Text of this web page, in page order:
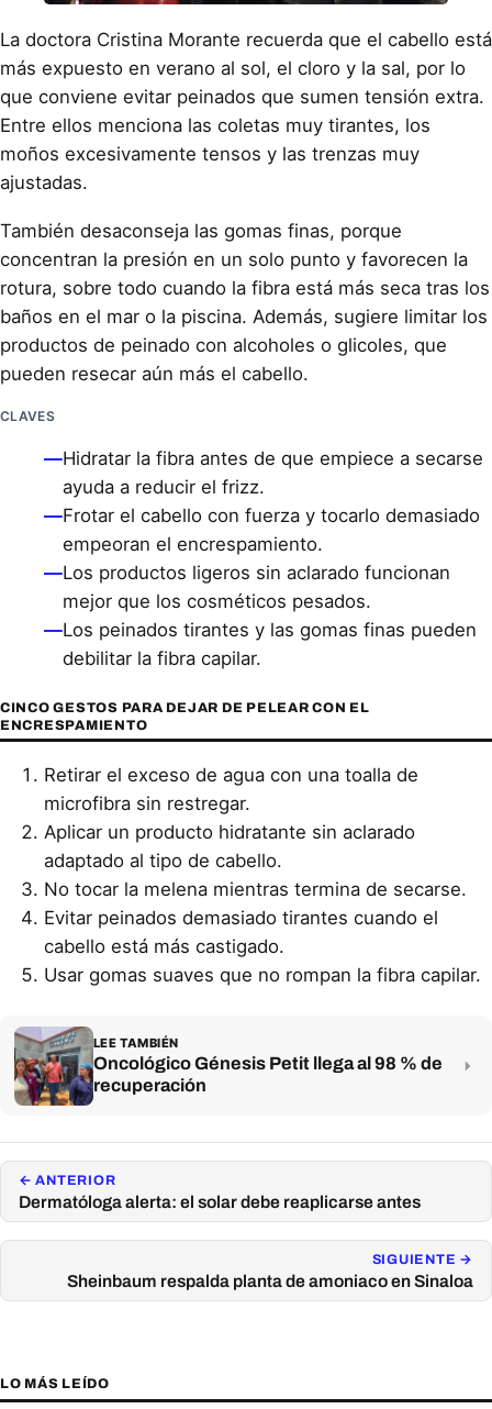
La doctora Cristina Morante recuerda que el cabello está
más expuesto en verano al sol, el cloro y la sal, por lo
que conviene evitar peinados que sumen tensión extra.
Entre ellos menciona las coletas muy tirantes, los
moños excesivamente tensos y las trenzas muy
ajustadas.
También desaconseja las gomas finas, porque
concentran la presión en un solo punto y favorecen la
rotura, sobre todo cuando la fibra está más seca tras los
baños en el mar o la piscina. Además, sugiere limitar los
productos de peinado con alcoholes o glicoles, que
pueden resecar aún más el cabello.
CLAVES
—Hidratar la fibra antes de que empiece a secarse
ayuda a reducir el frizz.
—Frotar el cabello con fuerza y tocarlo demasiado
empeoran el encrespamiento.
—Los productos ligeros sin aclarado funcionan
mejor que los cosméticos pesados.
—Los peinados tirantes y las gomas finas pueden
debilitar la fibra capilar.
CINCO GESTOS PARA DEJAR DE PELEAR CON EL
ENCRESPAMIENTO
Retirar el exceso de agua con una toalla de
microfibra sin restregar.
Aplicar un producto hidratante sin aclarado
adaptado al tipo de cabello.
No tocar la melena mientras termina de secarse.
Evitar peinados demasiado tirantes cuando el
cabello está más castigado.
Usar gomas suaves que no rompan la fibra capilar.
LEE TAMBIÉN
Oncológico Génesis Petit llega al 98 % de
recuperación
← ANTERIOR
Dermatóloga alerta: el solar debe reaplicarse antes
SIGUIENTE →
Sheinbaum respalda planta de amoniaco en Sinaloa
LO MÁS LEÍDO